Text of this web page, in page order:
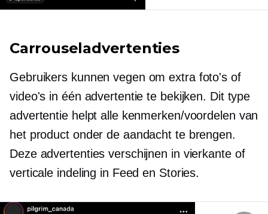
Carrouseladvertenties
Gebruikers kunnen vegen om extra foto's of
video's in één advertentie te bekijken. Dit type
advertentie helpt alle kenmerken/voordelen van
het product onder de aandacht te brengen.
Deze advertenties verschijnen in vierkante of
verticale indeling in Feed en Stories.